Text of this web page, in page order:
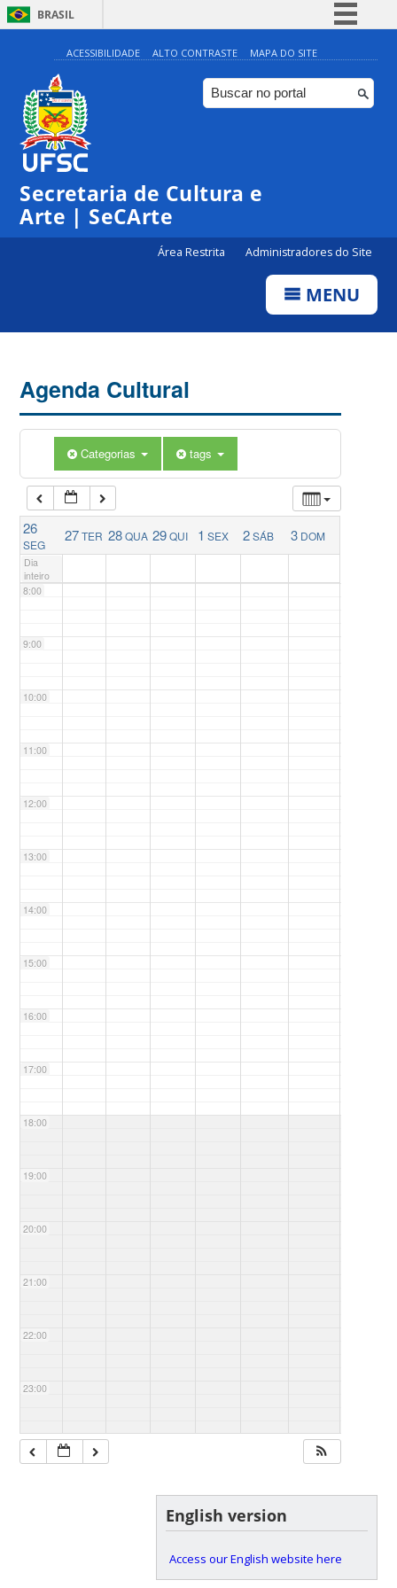
BRASIL
Simplifique!
Comunica BR
Participe
ACESSIBILIDADE ALTO CONTRASTE MAPA DO SITE
Secretaria de Cultura e
Arte | SeCArte
Área Restrita Administradores do Site
MENU
Agenda Cultural
Categorias tags
26
SEG
27TER 28QUA 29QUI 1 SEX 2SÁB 3 DOM
Dia
inteiro
0:00
1:00
5:00
6:00
7:00
8:00
9:00
10:00
11:00
12:00
13:00
14:00
15:00
16:00
17:00
18:00
19:00
20:00
21:00
22:00
23:00
English version
Access our English website here